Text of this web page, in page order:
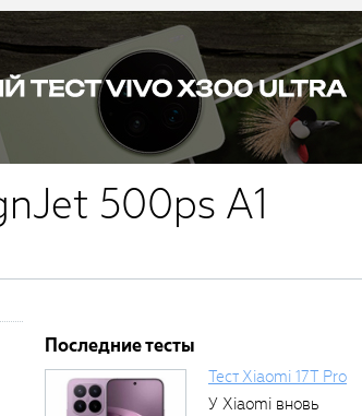
500ps A1
Последние тесты
Тест Xiaomi 17T Pro
У Xiaomi вновь